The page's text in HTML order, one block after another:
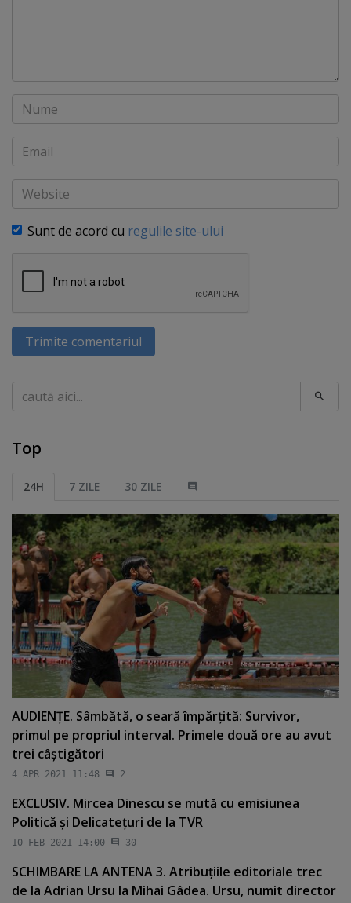
Nume
Email
Website
Sunt de acord cu regulile site-ului
Trimite comentariul
Caută
Top
24H 7 ZILE 30 ZILE
AUDIENŢE. Sâmbătă, o seară împărţită: Survivor,
primul pe propriul interval. Primele două ore au avut
trei câştigători
4 APR 2021 11:48 2
EXCLUSIV. Mircea Dinescu se mută cu emisiunea
Politică şi Delicateţuri de la TVR
10 FEB 2021 14:00 30
SCHIMBARE LA ANTENA 3. Atribuţiile editoriale trec
de la Adrian Ursu la Mihai Gâdea. Ursu, numit director